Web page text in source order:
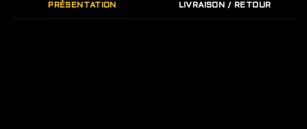
PRÉSENTATION LIVRAISON / RETOUR